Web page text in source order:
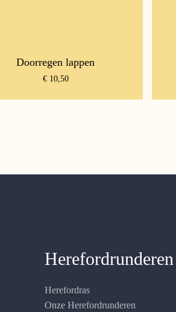
Doorregen lappen
€10,50
Herefordrunderen
Herefordras
Onze Herefordrunderen